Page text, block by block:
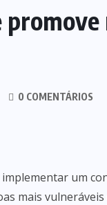
0 COMENTÁRIOS
um
mais